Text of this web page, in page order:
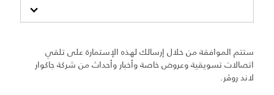
ستتم الموافقة من خلال إرسالك لهذه الإستمارة على تلقي
اتصالات تسويقية وعروض خاصة وأخبار وأحداث من شركة جاكوار
لاند روڤر.